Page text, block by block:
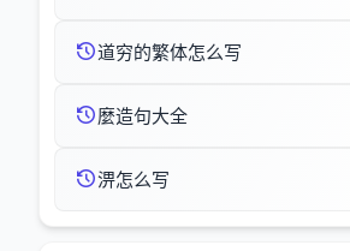
道穷的繁体怎么写
麼造句大全
淠怎么写